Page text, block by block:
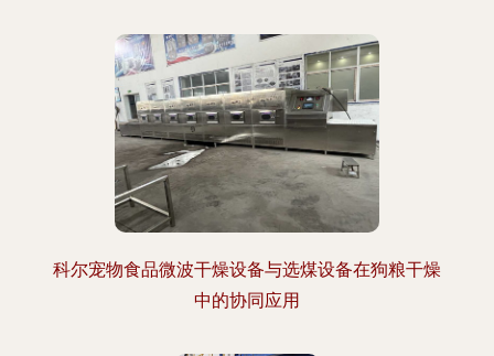
科尔宠物食品微波干燥设备与选煤设备在狗粮干燥
中的协同应用